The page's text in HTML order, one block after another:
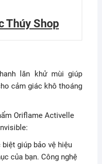
Thúy Shop
lăn khử mùi giúp
cảm giác khô thoáng
Oriflame Activelle
giúp bảo vệ hiệu
của bạn. Công nghệ